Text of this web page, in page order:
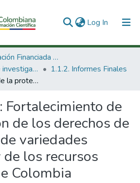
Log In (current)
1. Investigación Financiada con Recursos Públicos
1.1 Productos de investigación
1.1.2. Informes Finales
Fortalecimiento de la protección de los derechos de obtentores de variedades vegetales y de los recursos genéticos de Colombia
Fortalecimiento de
de los derechos de
variedades
los recursos
Colombia